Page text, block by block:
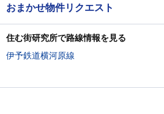
おまかせ物件リクエスト
住む街研究所で路線情報を見る
伊予鉄道横河原線